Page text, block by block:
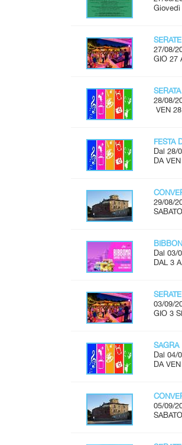
Giovedì
27/08/
GIO 27
28/08/
VEN
FESTA
Dal 28/
DA
29/08/
Dal 03/
DAL 3
03/09/
GIO 3
SAGRA
Dal 04/
DA
05/09/